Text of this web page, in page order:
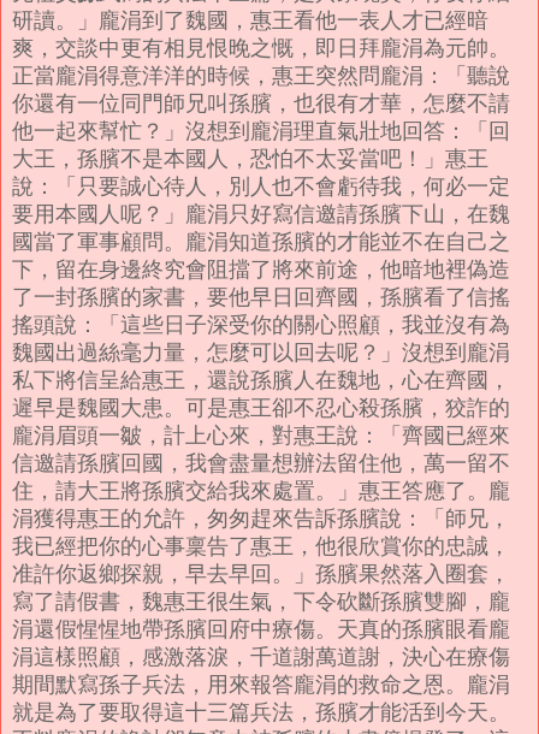
研讀。」龐涓到了魏國，惠王看他一表人才已經暗
爽，交談中更有相見恨晚之慨，即日拜龐涓為元帥。
正當龐涓得意洋洋的時候，惠王突然問龐涓：「聽說
你還有一位同門師兄叫孫臏，也很有才華，怎麼不請
他一起來幫忙？」沒想到龐涓理直氣壯地回答：「回
大王，孫臏不是本國人，恐怕不太妥當吧！」惠王
說：「只要誠心待人，別人也不會虧待我，何必一定
要用本國人呢？」龐涓只好寫信邀請孫臏下山，在魏
國當了軍事顧問。龐涓知道孫臏的才能並不在自己之
下，留在身邊終究會阻擋了將來前途，他暗地裡偽造
了一封孫臏的家書，要他早日回齊國，孫臏看了信搖
搖頭說：「這些日子深受你的關心照顧，我並沒有為
魏國出過絲毫力量，怎麼可以回去呢？」沒想到龐涓
私下將信呈給惠王，還說孫臏人在魏地，心在齊國，
遲早是魏國大患。可是惠王卻不忍心殺孫臏，狡詐的
龐涓眉頭一皺，計上心來，對惠王說：「齊國已經來
信邀請孫臏回國，我會盡量想辦法留住他，萬一留不
住，請大王將孫臏交給我來處置。」惠王答應了。龐
涓獲得惠王的允許，匆匆趕來告訴孫臏說：「師兄，
我已經把你的心事稟告了惠王，他很欣賞你的忠誠，
准許你返鄉探親，早去早回。」孫臏果然落入圈套，
寫了請假書，魏惠王很生氣，下令砍斷孫臏雙腳，龐
涓還假惺惺地帶孫臏回府中療傷。天真的孫臏眼看龐
涓這樣照顧，感激落淚，千道謝萬道謝，決心在療傷
期間默寫孫子兵法，用來報答龐涓的救命之恩。龐涓
就是為了要取得這十三篇兵法，孫臏才能活到今天。